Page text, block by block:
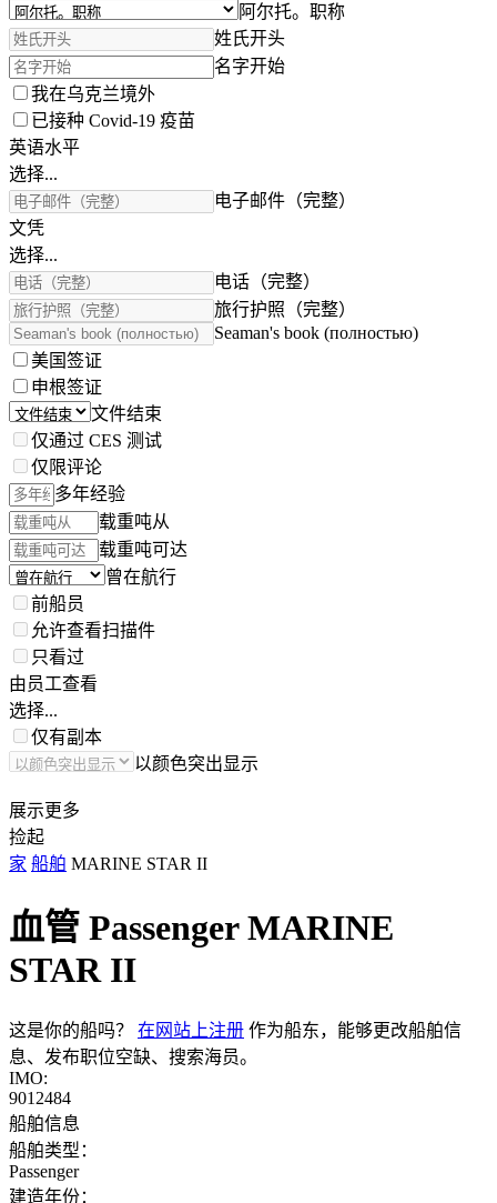
阿尔托。职称
姓氏开头
名字开始
我在乌克兰境外
已接种 Covid-19 疫苗
英语水平
选择...
电子邮件（完整）
文凭
选择...
电话（完整）
旅行护照（完整）
Seaman's book (полностью)
美国签证
申根签证
文件结束
仅通过 CES 测试
仅限评论
多年经验
载重吨从
载重吨可达
曾在航行
前船员
允许查看扫描件
只看过
由员工查看
选择...
仅有副本
以颜色突出显示
展示更多
捡起
家 船舶 MARINE STAR II
血管 PassengerMARINE
STAR II
这是你的船吗？ 在网站上注册 作为船东，能够更改船舶信
息、发布职位空缺、搜索海员。
IMO:
9012484
船舶信息
船舶类型：
Passenger
建造年份：